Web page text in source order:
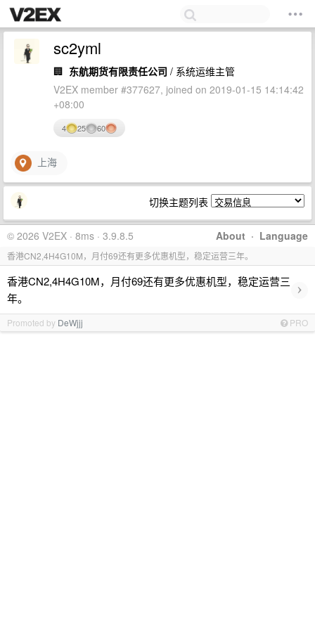
sc2yml
🏢 东航期货有限责任公司 / 系统运维主管
V2EX member #377627, joined on 2019-01-15 14:14:42
+08:00
4 25 60
上海
切换主题列表
About · Language
© 2026 V2EX · 8ms · 3.9.8.5
香港CN2,4H4G10M，月付69还有更多优惠机型，稳定运营三年。
香港CN2,4H4G10M，月付69还有更多优惠机型，稳定运营三
年。
›
Promoted by DeWjjj PRO